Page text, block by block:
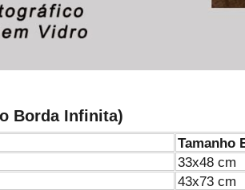
Borda Infinita)
Tamanho
33x48 cm
43x73 cm